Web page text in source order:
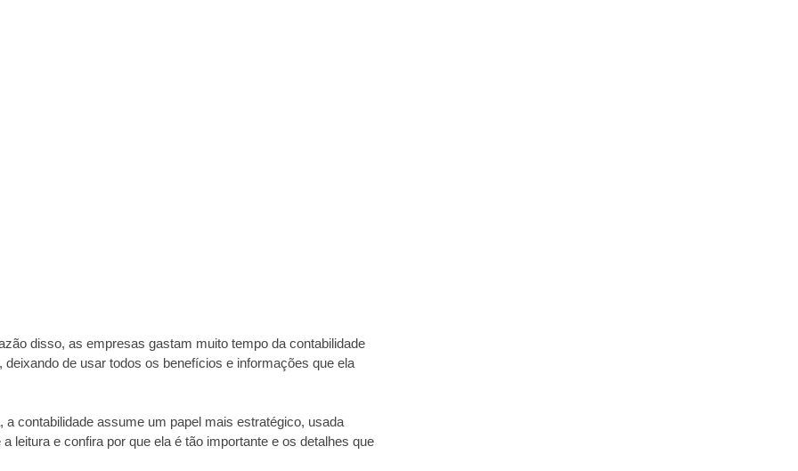
disso, as empresas gastam muito tempo da contabilidade
de usar todos os benefícios e informações que ela
, a contabilidade assume um papel mais estratégico, usada
leitura e confira por que ela é tão importante e os detalhes que